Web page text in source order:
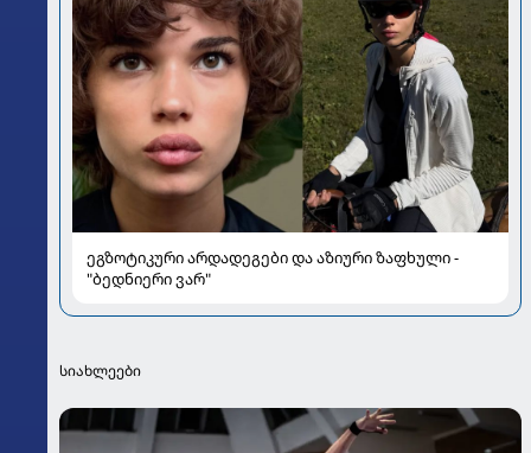
ეგზოტიკური არდადეგები და აზიური ზაფხული -
"ბედნიერი ვარ"
სიახლეები